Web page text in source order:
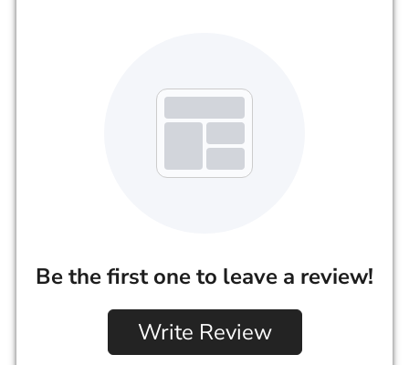
Be the first one to leave a review!
Write Review